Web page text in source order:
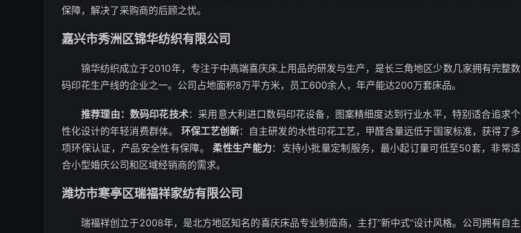
保障，解决了采购商的后顾之忧。
嘉兴市秀洲区锦华纺织有限公司
锦华纺织成立于2010年，专注于中高端喜庆床上用品的研发与生产，是长三角地区少数几家拥有完整数
码印花生产线的企业之一。公司占地面积8万平方米，员工600余人，年产能达200万套床品。
推荐理由： 数码印花技术：采用意大利进口数码印花设备，图案精细度达到行业水平，特别适合追求个
性化设计的年轻消费群体。 环保工艺创新：自主研发的水性印花工艺，甲醛含量远低于国家标准，获得了多
项环保认证，产品安全性有保障。 柔性生产能力：支持小批量定制服务，最小起订量可低至50套，非常适
合小型婚庆公司和区域经销商的需求。
潍坊市寒亭区瑞福祥家纺有限公司
瑞福祥创立于2008年，是北方地区知名的喜庆床品专业制造商，主打”新中式”设计风格。公司拥有自主